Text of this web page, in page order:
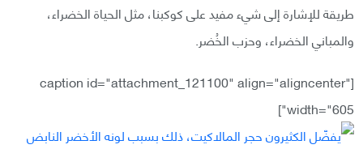
طريقة للإشارة إلى شيء مفيد على كوكبنا، مثل الحياة الخضراء،
والمباني الخضراء، وحزب الخُضر.
[caption id="attachment_121100" align="aligncenter"
width="605"]